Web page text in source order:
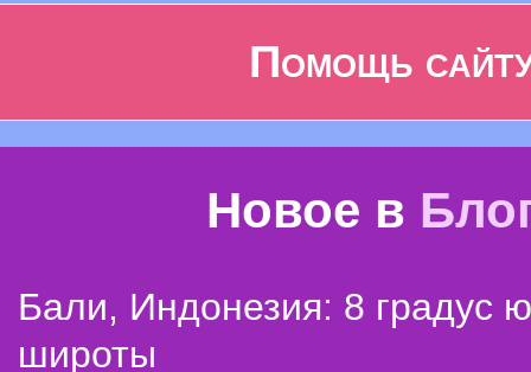
Помощь
Новое в
Бали, Индонезия: 8 градус
широты